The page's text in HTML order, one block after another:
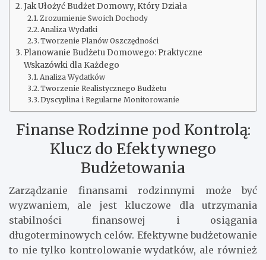
Jak Ułożyć Budżet Domowy, Który Działa
Zrozumienie Swoich Dochody
Analiza Wydatki
Tworzenie Planów Oszczędności
Planowanie Budżetu Domowego: Praktyczne
Wskazówki dla Każdego
Analiza Wydatków
Tworzenie Realistycznego Budżetu
Dyscyplina i Regularne Monitorowanie
Finanse Rodzinne pod Kontrolą:
Klucz do Efektywnego
Budżetowania
Zarządzanie finansami rodzinnymi może być
wyzwaniem, ale jest kluczowe dla utrzymania
stabilności finansowej i osiągania
długoterminowych celów. Efektywne budżetowanie
to nie tylko kontrolowanie wydatków, ale również